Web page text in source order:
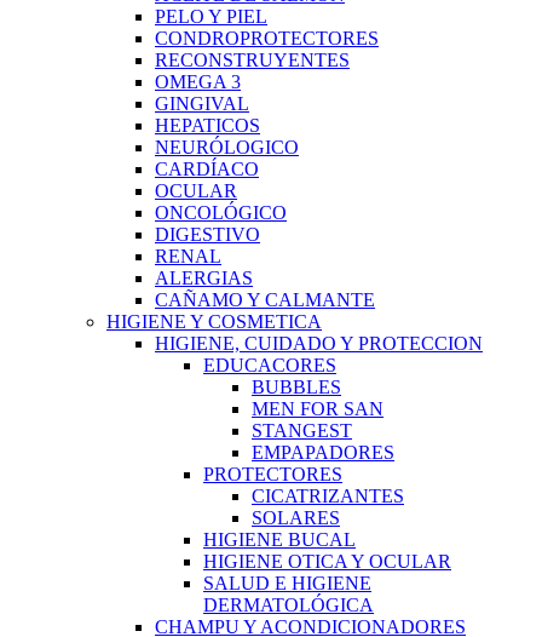
PELO Y PIEL
CONDROPROTECTORES
RECONSTRUYENTES
OMEGA 3
GINGIVAL
HEPATICOS
NEURÓLOGICO
CARDÍACO
OCULAR
ONCOLÓGICO
DIGESTIVO
RENAL
ALERGIAS
CAÑAMO Y CALMANTE
HIGIENE Y COSMETICA
HIGIENE, CUIDADO Y PROTECCION
EDUCACORES
BUBBLES
MEN FOR SAN
STANGEST
EMPAPADORES
PROTECTORES
CICATRIZANTES
SOLARES
HIGIENE BUCAL
HIGIENE OTICA Y OCULAR
SALUD E HIGIENE
DERMATOLÓGICA
CHAMPU Y ACONDICIONADORES